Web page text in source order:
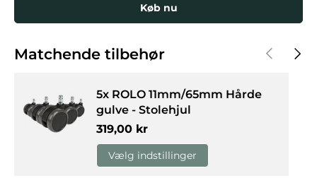
Køb nu
Matchende tilbehør Forrige
5x ROLO 11mm/65mm Hårde
gulve - Stolehjul
Normalpris
319,00 kr
Vælg indstillinger